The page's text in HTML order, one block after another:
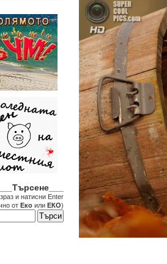
___Търсене___
и натисни Enter
от Еко или ЕКО)